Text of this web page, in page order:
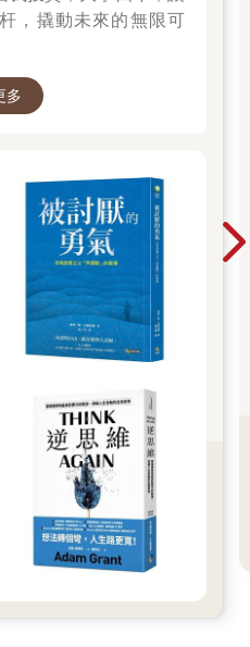
買、輕鬆買、專業買！」這個
力付諸實踐！
一名」這個殊榮，讓大家不但
更努力提昇自我的專業能力，
任，也讓更多的人了解：
館。
名氣，因為優良的服務與精緻
小公主集團的聚餐首選。
動不動就會去吃王品牛排，讓
中畢業之後，刻意選了一所我
校：南投中興高中就讀。
成都是南投在地人，非常純
，撬動未來的無限可
多